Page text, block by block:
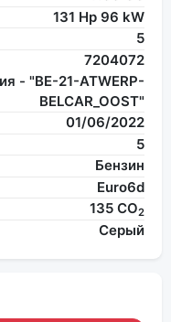
131 Hp 96 kW
5
7204072
- "BE-21-ATWERP-
BELCAR_OOST"
01/06/2022
5
Бензин
Euro6d
135 CO2
Серый